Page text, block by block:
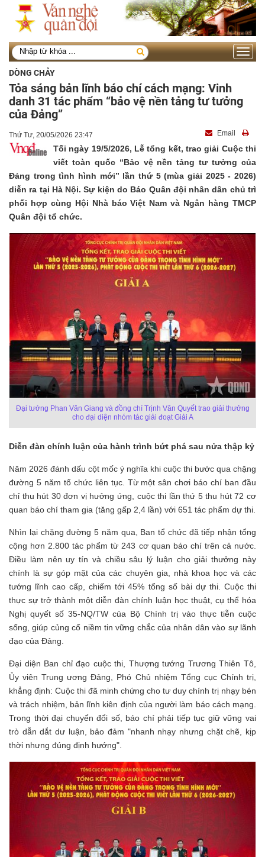
Toggle
DÒNG CHẢY
Tỏa sáng bản lĩnh báo chí cách mạng: Vinh
danh 31 tác phẩm “bảo vệ nền tảng tư tưởng
của Đảng”
Thứ Tư, 20/05/2026 23:47 Email
Tối ngày 19/5/2026, Lễ tổng kết, trao giải Cuộc thi
viết toàn quốc “Bảo vệ nền tảng tư tưởng của
Đảng trong tình hình mới” lần thứ 5 (mùa giải 2025 - 2026)
diễn ra tại Hà Nội. Sự kiện do Báo Quân đội nhân dân chủ trì
phối hợp cùng Hội Nhà báo Việt Nam và Ngân hàng TMCP
Quân đội tổ chức.
Đại tướng Phan Văn Giang và đồng chí Trịnh Văn Quyết trao giải thưởng
cho đại diện nhóm tác giải đoạt Giải A
Diễn đàn chính luận của hành trình bứt phá sau nửa thập kỷ
Năm 2026 đánh dấu cột mốc ý nghĩa khi cuộc thi bước qua chặng
đường 5 năm tổ chức liên tục. Từ một sân chơi báo chí ban đầu
chỉ thu hút 30 đơn vị hưởng ứng, cuộc thi lần thứ 5 thu hút 72 cơ
quan báo chí tham gia (tăng gấp 2,4 lần) với 651 tác phẩm dự thi.
Nhìn lại chặng đường 5 năm qua, Ban tổ chức đã tiếp nhận tổng
cộng hơn 2.800 tác phẩm từ 243 cơ quan báo chí trên cả nước.
Điều làm nên uy tín và chiều sâu lý luận cho giải thưởng này
chính là sự góp mặt của các chuyên gia, nhà khoa học và các
tướng lĩnh cao cấp, chiếm tới 45% tổng số bài dự thi. Cuộc thi
thực sự trở thành một diễn đàn chính luận học thuật, cụ thể hóa
Nghị quyết số 35-NQ/TW của Bộ Chính trị vào thực tiễn cuộc
sống, giúp củng cố niềm tin vững chắc của nhân dân vào sự lãnh
đạo của Đảng.
Đại diện Ban chỉ đạo cuộc thi, Thượng tướng Trương Thiên Tô,
Ủy viên Trung ương Đảng, Phó Chủ nhiệm Tổng cục Chính trị,
khẳng định: Cuộc thi đã minh chứng cho tư duy chính trị nhạy bén
và trách nhiệm, bản lĩnh kiên định của người làm báo cách mạng.
Trong thời đại chuyển đổi số, báo chí phải tiếp tục giữ vững vai
trò dẫn dắt dư luận, bảo đảm "nhanh nhạy nhưng chặt chẽ, kịp
thời nhưng đúng định hướng".